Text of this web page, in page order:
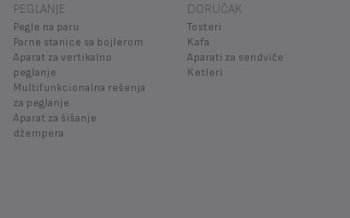
PEGLANJE
Pegle na paru
Parne stanice sa bojlerom
Aparat za vertikalno
peglanje
Multifunkcionalna rešenja
za peglanje
Aparat za šišanje
džempera
DORUČAK
Tosteri
Kafa
Aparati za sendviče
Ketleri